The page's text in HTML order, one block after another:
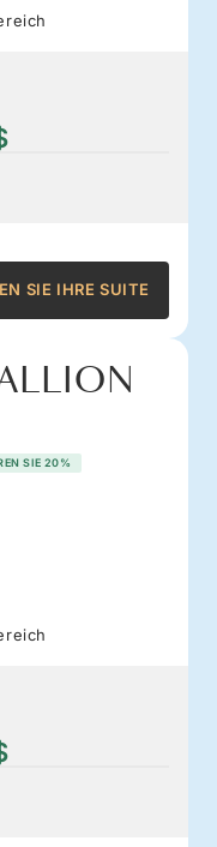
SIE IHRE SUITE
SIE 20%